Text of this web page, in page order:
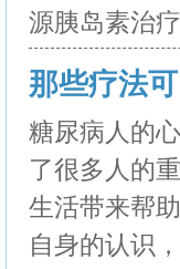
源胰岛素治
那些疗法
糖尿病人的
了很多人的
生活带来帮
自身的认识